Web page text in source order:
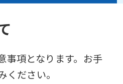
事項となります。お手
ださい。